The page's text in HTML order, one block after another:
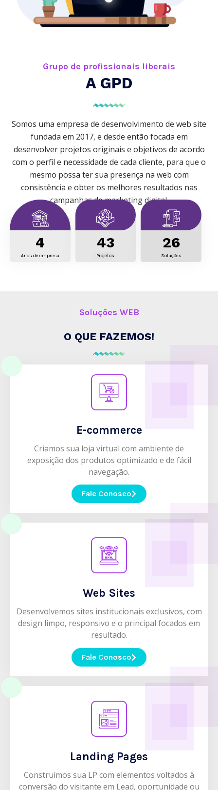
Grupo de profissionais liberais
A GPD
Somos uma empresa de desenvolvimento de web site
fundada em 2017, e desde então focada em
desenvolver projetos originais e objetivos de acordo
com o perfil e necessidade de cada cliente, para que o
mesmo possa ter sua presença na web com
consistência e obter os melhores resultados nas
campanhas de marketing digital.
Anos de empresa
4
Projetos
43
Soluções
26
Soluções WEB
O QUE FAZEMOS!
E-commerce
Criamos sua loja virtual com ambiente de
exposição dos produtos optimizado e de fácil
navegação.
Fale Conosco
Web Sites
Desenvolvemos sites institucionais exclusivos, com
design limpo, responsivo e o principal focados em
resultado.
Fale Conosco
Landing Pages
Construimos sua LP com elementos voltados à
conversão do visitante em Lead, oportunidade ou